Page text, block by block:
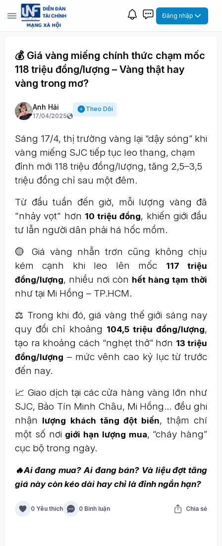
Đăng nhập
💰 Giá vàng miếng chính thức chạm mốc
118 triệu đồng/lượng – Vàng thật hay
vàng trong mơ?
Anh Hải
17/04/2025
Theo Dõi
Sáng 17/4, thị trường vàng lại “dậy sóng” khi
vàng miếng SJC tiếp tục leo thang, chạm
đỉnh mới 118 triệu đồng/lượng, tăng 2,5–3,5
triệu đồng chỉ sau một đêm.
Từ đầu tuần đến giờ, mỗi lượng vàng đã
"nhảy vọt" hơn 10 triệu đồng, khiến giới đầu
tư lẫn người dân phải há hốc mồm.
🟡 Giá vàng nhẫn trơn cũng không chịu
kém cạnh khi leo lên mốc
117 triệu
đồng/lượng, nhiều nơi còn hết hàng tạm thời
như tại Mi Hồng – TP.HCM.
⚖️ Trong khi đó, giá vàng thế giới sáng nay
quy đổi chỉ khoảng 104,5 triệu đồng/lượng,
tạo ra khoảng cách “nghẹt thở” hơn 13 triệu
đồng/lượng – mức vênh cao kỷ lục từ trước
đến nay.
📈 Giao dịch tại các cửa hàng vàng lớn như
SJC, Bảo Tín Minh Châu, Mi Hồng… đều ghi
nhận lượng khách tăng đột biến, thậm chí
một số nơi giới hạn lượng mua, “cháy hàng”
cục bộ trong ngày.
🔥Ai đang mua? Ai đang bán? Và liệu đợt tăng
giá này còn kéo dài hay chỉ là đỉnh ngắn hạn?
0 Yêu thích 0 Bình luận Chia sẻ